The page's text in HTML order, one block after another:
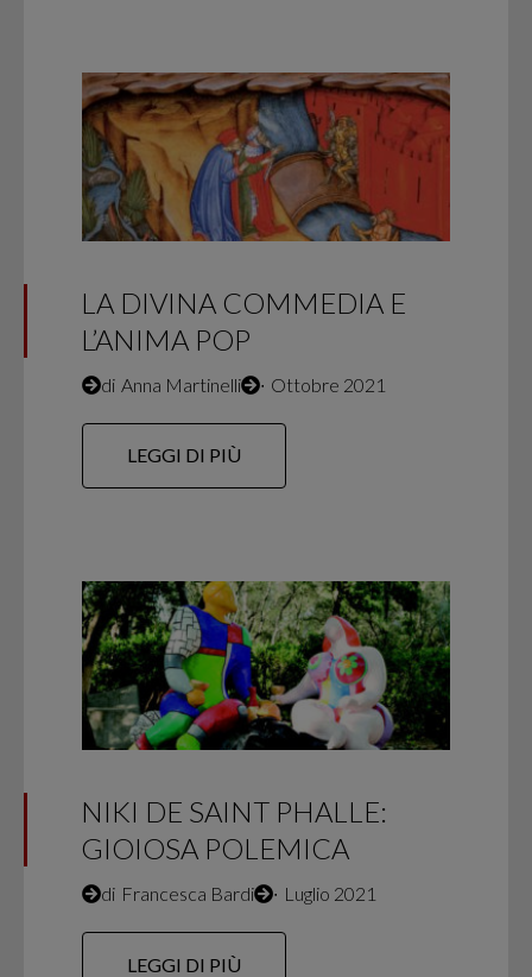
LA DIVINA COMMEDIA E
L’ANIMA POP
di Anna Martinelli ∙ Ottobre 2021
LEGGI DI PIÙ
NIKI DE SAINT PHALLE:
GIOIOSA POLEMICA
di Francesca Bardi ∙ Luglio 2021
LEGGI DI PIÙ